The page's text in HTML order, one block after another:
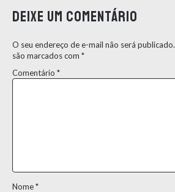
Deixe um comentário
O seu endereço de e-mail não será publicado.
são marcados com *
Comentário *
Nome*